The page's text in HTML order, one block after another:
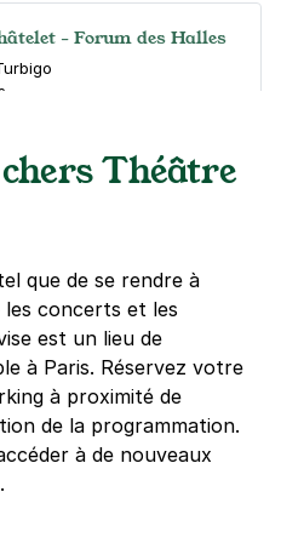
- Forum des Halles
(tarifs dégressifs)
Halles Saint-Eustache -
Théâtre
que de se rendre à
les concerts et les
est un lieu de
à Paris. Réservez votre
à proximité de
de la programmation.
à de nouveaux